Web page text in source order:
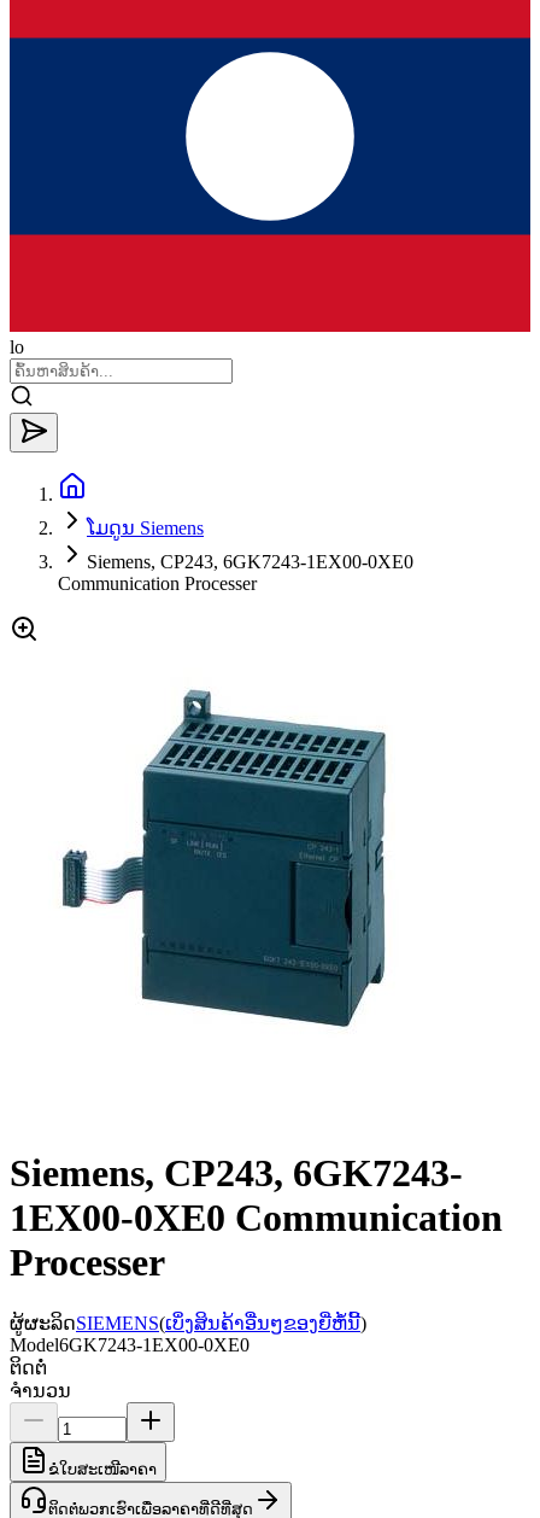
lo
ໂມດູນ Siemens
Siemens, CP243, 6GK7243-1EX00-0XE0
Communication Processer
Siemens, CP243, 6GK7243-
1EX00-0XE0 Communication
Processer
ຜູ້ຜະລິດSIEMENS(ເບິ່ງສິນຄ້າອື່ນໆຂອງຍີ່ຫໍ້ນີ້)
Model6GK7243-1EX00-0XE0
ຕິດຕໍ່
ຈຳນວນ
ຂໍໃບສະເໜີລາຄາ
ຕິດຕໍ່ພວກເຮົາເພື່ອລາຄາທີ່ດີທີ່ສຸດ